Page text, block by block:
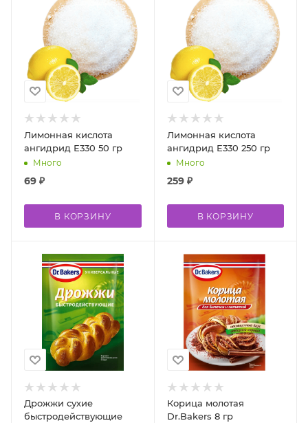
Лимонная кислота
ангидрид Е330 50 гр
Много
69 ₽
В КОРЗИНУ
Лимонная кислота
ангидрид Е330 250 гр
Много
259₽
В КОРЗИНУ
Дрожжи сухие
быстродействующие
Корица молотая
Dr.Bakers 8 гр